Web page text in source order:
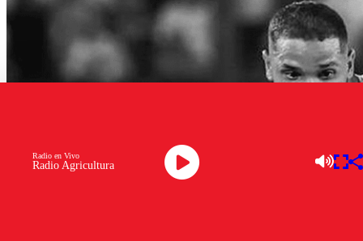
Radio Agricultura
Radio en Vivo